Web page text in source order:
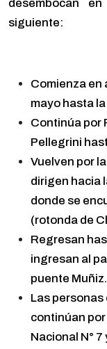
desembocan
siguiente:
Comienza en
mayo hasta
Continúa por
Pellegrini
Vuelven por
dirigen hacia
donde se
(rotonda de
Regresan
ingresan al
puente Muñiz.
Las personas
continúan
Nacional N°